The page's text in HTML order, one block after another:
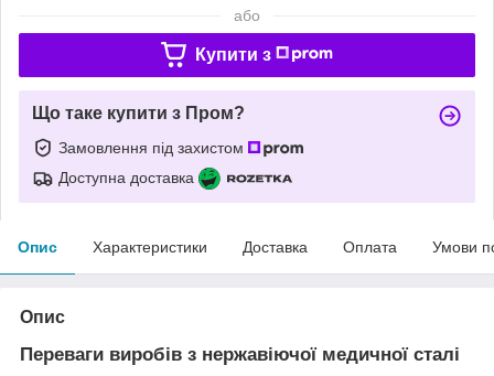
або
Купити з
Що таке купити з Пром?
Замовлення під захистом
Доступна доставка
Опис Характеристики Доставка Оплата Умови
Опис
Переваги виробів з нержавіючої медичної сталі